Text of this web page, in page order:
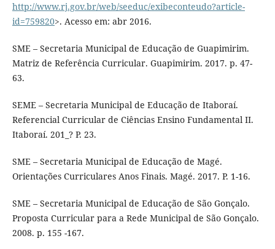
http://www.rj.gov.br/web/seeduc/exibeconteudo?article-
id=759820>. Acesso em: abr 2016.
SME – Secretaria Municipal de Educação de Guapimirim.
Matriz de Referência Curricular. Guapimirim. 2017. p. 47-
63.
SEME – Secretaria Municipal de Educação de Itaboraí.
Referencial Curricular de Ciências Ensino Fundamental II.
Itaboraí. 201_? P. 23.
SME – Secretaria Municipal de Educação de Magé.
Orientações Curriculares Anos Finais. Magé. 2017. P. 1-16.
SME – Secretaria Municipal de Educação de São Gonçalo.
Proposta Curricular para a Rede Municipal de São Gonçalo.
2008. p. 155 -167.